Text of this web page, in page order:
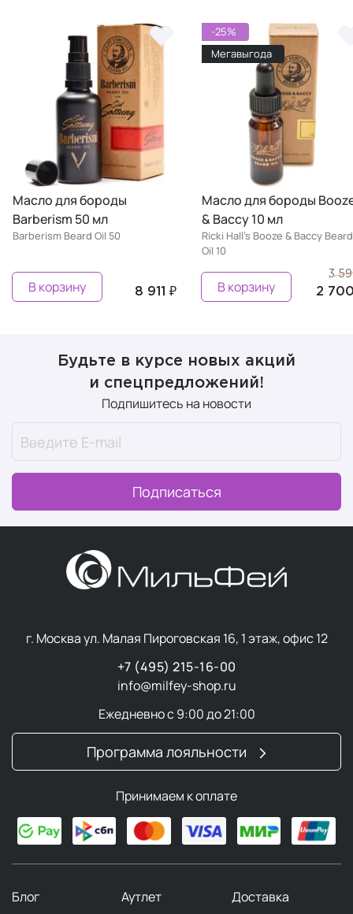
бороды
50 мл
Oil 50
8 911 ₽
-25%
Мегавыгода
Масло для бороды Booze
& Baccy 10 мл
Ricki Hall's Booze & Baccy Beard
3 591 ₽
2 700 ₽
В корзину
Ricki
В
Будьте в курсе новых акций
и спецпредложений!
Подпишитесь на новости
Подписаться
г. Москва ул. Малая Пироговская 16, 1 этаж, офис 12
+7 (495) 215-16-00
info@milfey-shop.ru
Ежедневно с 9:00 до 21:00
Программа лояльности
Принимаем к оплате
Блог Аутлет Доставка